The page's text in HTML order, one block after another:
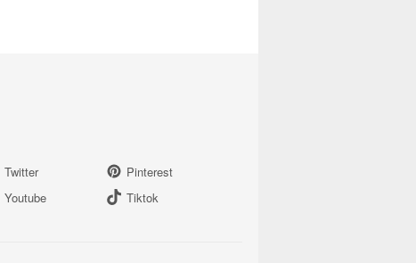
Twitter
Pinterest
Youtube Tiktok